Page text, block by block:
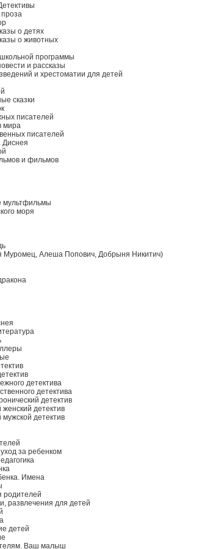
проза
о детях
о животных
программы
и рассказы
и хрестоматии для детей
сказки
писателей
мира
писателей
Диснея
и фильмов
мультфильмы
моря
Муромец, Алеша Попович, Добрыня Никитич)
детектива
детектива
детектив
детектив
детектив
за ребенком
Имена
родителей
развлечения для детей
детей
Ваш малыш